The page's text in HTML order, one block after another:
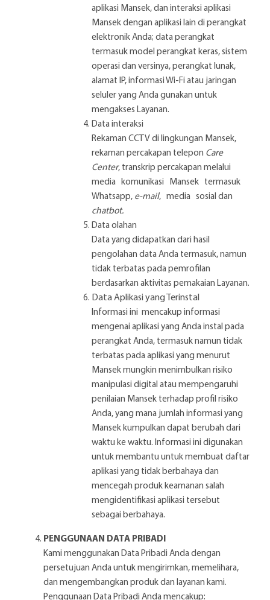
aplikasi Mansek, dan interaksi aplikasi
Mansek dengan aplikasi lain di perangkat
elektronik Anda; data perangkat
termasuk model perangkat keras, sistem
operasi dan versinya, perangkat lunak,
alamat IP, informasi Wi-Fi atau jaringan
seluler yang Anda gunakan untuk
mengakses Layanan.
Data interaksi
Rekaman CCTV di lingkungan Mansek,
rekaman percakapan telepon Care
Center, transkrip percakapan melalui
media komunikasi Mansek termasuk
Whatsapp, e-mail, media sosial dan
chatbot.
Data olahan
Data yang didapatkan dari hasil
pengolahan data Anda termasuk, namun
tidak terbatas pada pemrofilan
berdasarkan aktivitas pemakaian Layanan.
Data Aplikasi yang Terinstal
Informasi ini mencakup informasi
mengenai aplikasi yang Anda instal pada
perangkat Anda, termasuk namun tidak
terbatas pada aplikasi yang menurut
Mansek mungkin menimbulkan risiko
manipulasi digital atau mempengaruhi
penilaian Mansek terhadap profil risiko
Anda, yang mana jumlah informasi yang
Mansek kumpulkan dapat berubah dari
waktu ke waktu. Informasi ini digunakan
untuk membantu untuk membuat daftar
aplikasi yang tidak berbahaya dan
mencegah produk keamanan salah
mengidentifikasi aplikasi tersebut
sebagai berbahaya.
PENGGUNAAN DATA PRIBADI
Kami menggunakan Data Pribadi Anda dengan
persetujuan Anda untuk mengirimkan, memelihara,
dan mengembangkan produk dan layanan kami.
Penggunaan Data Pribadi Anda mencakup: